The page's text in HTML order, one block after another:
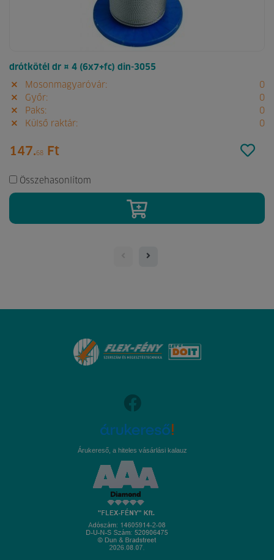
drótkötél dr ¤ 4 (6x7+fc) din-3055
Mosonmagyaróvár:
0
Győr:
0
Paks:
0
Külső raktár:
0
147.68 Ft
Összehasonlítom
Árukereső, a hiteles vásárlási kalauz